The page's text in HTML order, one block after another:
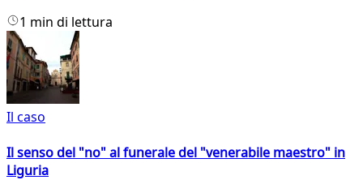
1 min di lettura
Il caso
Il senso del "no" al funerale del "venerabile maestro" in
Liguria